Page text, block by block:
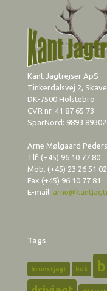
Kant Jagtrejser ApS
Tinkerdalsvej 2, Skave
DK-7500 Holstebro
CVR nr. 41 87 65 73
SparNord: 9893
Arne Mølgaard
Tlf. (+45) 96 10 77 80
Mob. (+45) 23 26 51 02
Fax (+45) 96 10 77 81
E-mail:
Tags
brunstjagt buk